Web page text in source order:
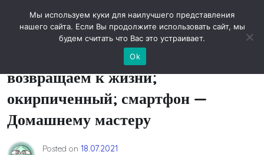
Новости технологий
Как оживить; кирпич; Андроид;
возвращаем к жизни;
окирпиченный; смартфон —
Домашнему мастеру
Posted on 18.07.2021
Мы используем куки для наилучшего представления
нашего сайта. Если Вы продолжите использовать сайт, мы
будем считать что Вас это устраивает.
Ok